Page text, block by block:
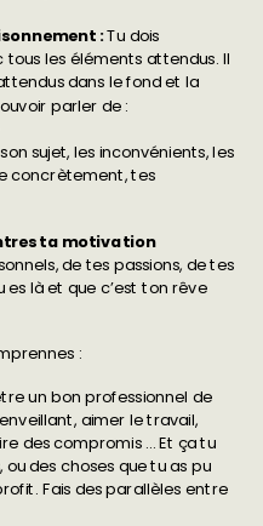
:Tu dois
les éléments attendus. Il
dans le fond et la
parler de :
sujet, les inconvénients, les
concrètement, tes
ta motivation
de tes passions, de tes
là et que c’est ton rêve
:
un bon professionnel de
aimer le travail,
des compromis … Et ça tu
des choses que tu as pu
Fais des parallèles entre